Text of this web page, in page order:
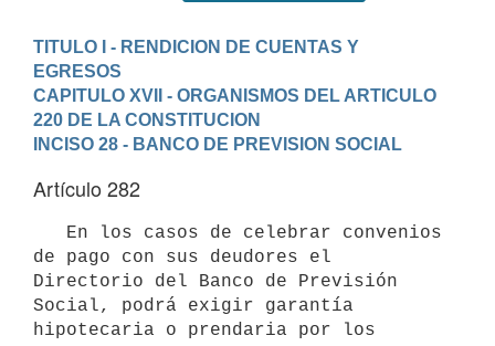
TITULO I - RENDICION DE CUENTAS Y
EGRESOS
CAPITULO XVII - ORGANISMOS DEL ARTICULO
220 DE LA CONSTITUCION
INCISO 28 - BANCO DE PREVISION SOCIAL
Artículo 282
de pago con sus deudores el
Directorio del Banco de Previsión
Social, podrá exigir garantía
hipotecaria o prendaria por los